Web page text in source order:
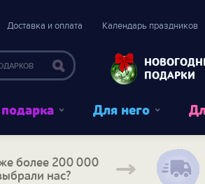
Доставка и оплата Календарь праздников
ПОДАРКИ
Для него
более 200 000
нас?